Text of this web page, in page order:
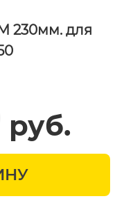
230мм. для
руб.